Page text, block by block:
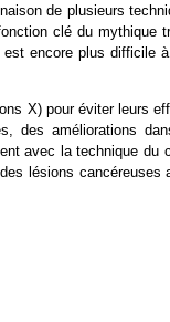
de plusieurs
clé du mythique
est encore plus difficile
X) pour éviter leurs
des améliorations
avec la technique du
lésions cancéreuses